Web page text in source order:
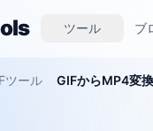
ツール ブ
ツール GIFからMP4変換